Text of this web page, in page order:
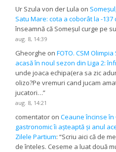
Ur Szula von der Lula on
Satu Mare: cota a coborât la -137
înseamnă că Someșul curge pe
aug. 8, 14:39
Gheorghe onFOTO. CSM
acasă în noul sezon din Liga 2:
unde joaca echipa(era sa zic
olizo?Pe vremuri cand jucam
jucatori…”
aug. 8, 14:21
comentator onCeaune încinse în
gastronomic îi așteaptă și anul
Zilele Partium: “Scriu aici că de
de înteles. Ceseme a luat două